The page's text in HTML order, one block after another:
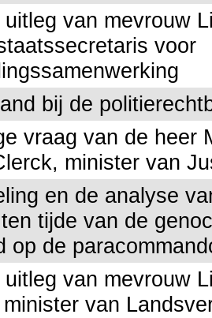
uitleg van mevrouw
voor
bij de
vraag van de heer
minister van
en de analyse
tijde van de
op de
uitleg van mevrouw
van